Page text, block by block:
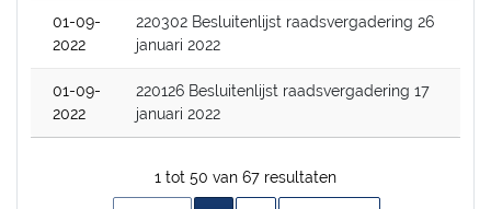
01-09-
2022
220302 Besluitenlijst raadsvergadering 26
januari 2022
01-09-
2022
220126 Besluitenlijst raadsvergadering 17
januari 2022
1 tot 50 van 67 resultaten